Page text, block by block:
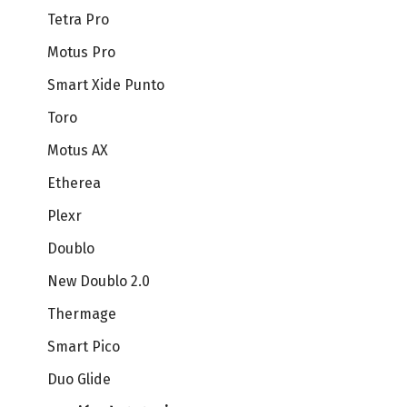
Sistemas de endoscopía
Tetra Pro
Motus Pro
Smart Xide Punto
Toro
Motus AX
Etherea
Plexr
Doublo
New Doublo 2.0
Thermage
Smart Pico
Duo Glide